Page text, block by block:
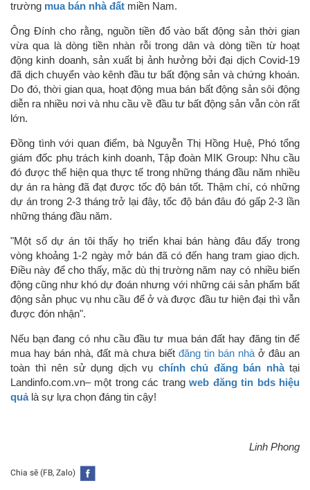
trường mua bán nhà đất miền Nam.
Ông Đính cho rằng, nguồn tiền đổ vào bất động sản thời gian
vừa qua là dòng tiền nhàn rỗi trong dân và dòng tiền từ hoạt
động kinh doanh, sản xuất bị ảnh hưởng bởi đại dịch Covid-19
đã dịch chuyển vào kênh đầu tư bất động sản và chứng khoán.
Do đó, thời gian qua, hoạt động mua bán bất động sản sôi động
diễn ra nhiều nơi và nhu cầu về đầu tư bất động sản vẫn còn rất
lớn.
Đồng tình với quan điểm, bà Nguyễn Thị Hồng Huệ, Phó tổng
giám đốc phụ trách kinh doanh, Tập đoàn MIK Group: Nhu cầu
đó được thể hiện qua thực tế trong những tháng đầu năm nhiều
dự án ra hàng đã đạt được tốc độ bán tốt. Thậm chí, có những
dự án trong 2-3 tháng trở lại đây, tốc độ bán đâu đó gấp 2-3 lần
những tháng đầu năm.
"Một số dự án tôi thấy họ triển khai bán hàng đâu đấy trong
vòng khoảng 1-2 ngày mở bán đã có đến hang tram giao dịch.
Điều này để cho thấy, mặc dù thị trường năm nay có nhiều biến
động cũng như khó dự đoán nhưng với những cái sản phẩm bất
động sản phục vụ nhu cầu để ở và được đầu tư hiện đại thì vẫn
được đón nhận".
Nếu bạn đang có nhu cầu đầu tư mua bán đất hay đăng tin để
mua hay bán nhà, đất mà chưa biết đăng tin bán nhà ở đâu an
toàn thì nên sử dụng dịch vụ chính chủ đăng bán nhàtại
Landinfo.com.vn– một trong các trangweb đăng tin bds hiệu
quảlà sự lựa chọn đáng tin cậy!
Linh Phong
Chia sẽ (FB, Zalo)